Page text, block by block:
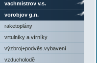
vachmistrov v.s.
vorobjov g.n.
raketoplány
vrtulníky a vírníky
výzbroj+podvěs.vybavení
vzducholodě